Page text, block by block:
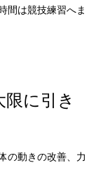
間は競技練習へま
に引き
の動きの改善、力